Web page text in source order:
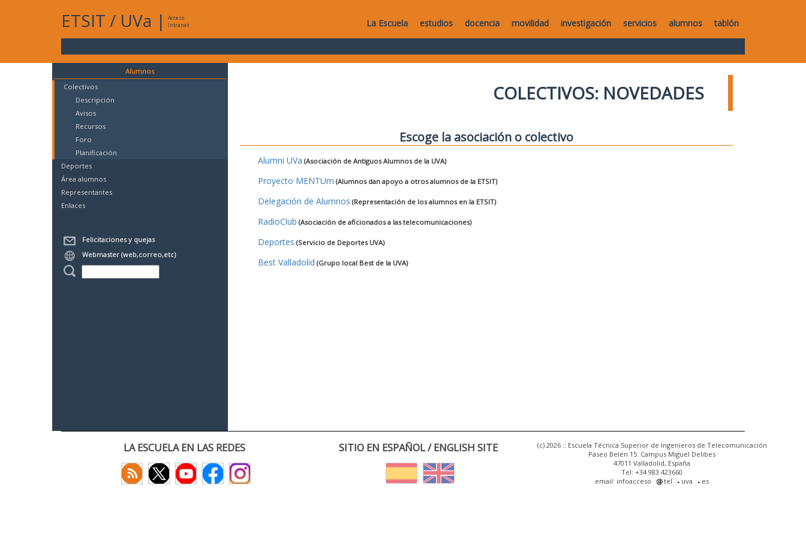
ETSIT / UVa |
Acceso
Intranet
La Escuela estudios docencia movilidad investigación servicios alumnos tablón
Alumnos
Colectivos
Descripción
Avisos
Recursos
Foro
Planificación
Deportes
Área alumnos
Representantes
Enlaces
Felicitaciones y quejas
Webmaster (web,correo,etc)
COLECTIVOS: NOVEDADES
Escoge la asociación o colectivo
Alumni UVa (Asociación de Antiguos Alumnos de la UVA)
Proyecto MENTUm (Alumnos dan apoyo a otros alumnos de la ETSIT)
Delegación de Alumnos (Representación de los alumnos en la ETSIT)
RadioClub (Asociación de aficionados a las telecomunicaciones)
Deportes (Servicio de Deportes UVA)
Best Valladolid (Grupo local Best de la UVA)
LA ESCUELA EN LAS REDES SITIO EN ESPAÑOL / ENGLISH SITE
(c) 2026 :: Escuela Técnica Superior de Ingenieros de Telecomunicación
Paseo Belén 15. Campus Miguel Delibes
47011 Valladolid, España
Tel: +34 983 423660
email: infoacceso
tel uva es